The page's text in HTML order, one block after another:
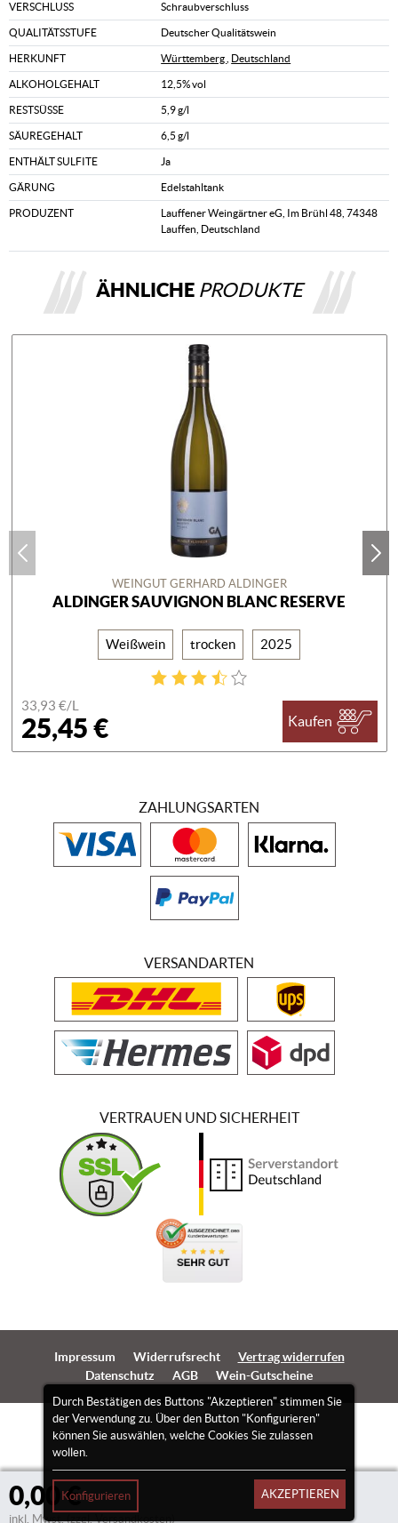
0,00 €
inkl. Mwst.(zzgl. Versandkosten)
VERSCHLUSS Schraubverschluss
QUALITÄTSSTUFE Deutscher Qualitätswein
HERKUNFT Württemberg Deutschland
ALKOHOLGEHALT 12,5% vol
RESTSÜSSE 5,9 g/l
SÄUREGEHALT 6,5 g/l
ENTHÄLT SULFITE Ja
GÄRUNG Edelstahltank
PRODUZENT
Lauffener Weingärtner eG, Im Brühl 48, 74348
Lauffen, Deutschland
ÄHNLICHE PRODUKTE
WEINGUT GERHARD ALDINGER
ALDINGER SAUVIGNON BLANC RESERVE
Weißwein trocken 2025
33,93 €/L
25,45 € Kaufen
Durch Bestätigen des Buttons "Akzeptieren" stimmen Sie
der Verwendung zu. Über den Button "Konfigurieren"
können Sie auswählen, welche Cookies Sie zulassen
wollen.
Konfigurieren AKZEPTIEREN
ZAHLUNGSARTEN
VERSANDARTEN
VERTRAUEN UND SICHERHEIT
Impressum Widerrufsrecht
Vertrag widerrufen
Datenschutz
AGB Wein-Gutscheine